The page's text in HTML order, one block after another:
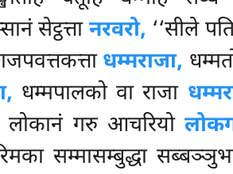
सेट्ठत्तानरवरो, ‘‘सीले
धम्मराजा,
धम्मपालको वा राजा
लोकानं गरु आचरियो
सम्मासम्बुद्धा